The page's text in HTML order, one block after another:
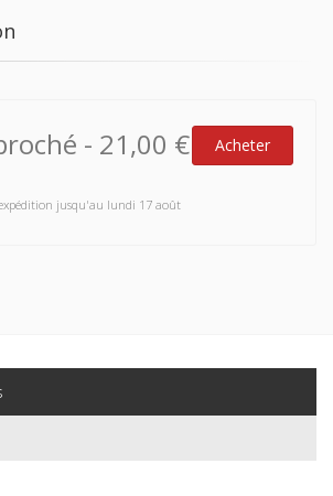
- 21,00 € Acheter
jusqu'au lundi 17 août